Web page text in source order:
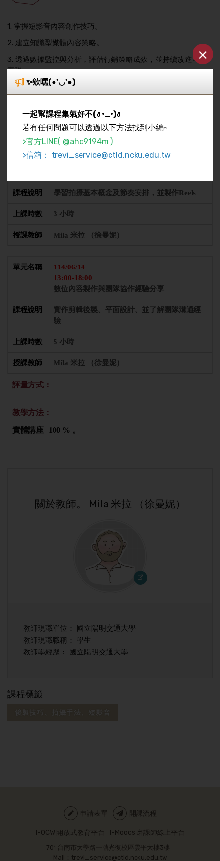
✨欸嘿(●'◡'●)
一起幫課程集氣好不(ง •_•)ง
若有任何問題可以透過以下方法找到小編~
>官方LINE( @ahc9194m )
>信箱： trevi_service@ctld.ncku.edu.tw
×
1. 掌握短影音內容創作技巧。
2. 建立知識型媒體內容策略。
3. 透過數據監控與分析，評估行銷策略成效，並持續改進內容
表現。
課程架構
114/06/14
09:00-12:00
學習拍攝基本概念及節奏安排，並製作Reels
3 小時
Mila 米拉 （徐曼妮）
114/06/14
13:00-18:00
數位內容製作與團隊協作經驗分享
實作剪輯後製、平面設計、並了解團隊溝通經
驗
5 小時
Mila 米拉 （徐曼妮）
評量方式：
教學方法：
實體講座 100 % 。
關於教師。 Mila 米拉 （徐曼妮）
教師現職單位： 國立陽明交通大學
教師現職職稱： 學生
教師學經歷： 國立陽明交通大學
課程標籤
後製技巧、拍攝手法、短影音
申請表單 開課流程
I-OCW 開放式教育平台 I-Moocs 磨課師線上平台
701 台南市大學路一號光復校區雲平大樓3樓
Mail：trevi_service@ctld.ncku.edu.tw